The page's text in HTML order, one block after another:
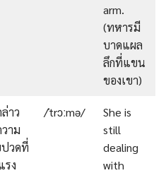
arm.
(ทหารมี
บาดแผล
ลึกที่แขน
ของเขา)
าว
าม
ปวดที่
รง
/ˈtrɔːmə/
She is
still
dealing
with